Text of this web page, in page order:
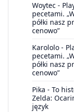
Woytec -
pecetami.
półki nasz
cenowo”
Karololo -
pecetami.
półki nasz
cenowo”
Pika - To
Zelda:
język